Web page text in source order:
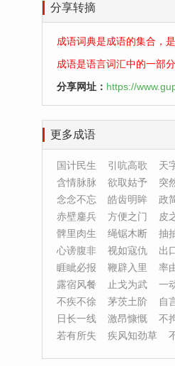
分享转摘
成语词典是成语的集合，
成语是语言词汇中的一部
分享网址： https://
更多成语
国计民生 引吭高歌 天
含情脉脉
欲取姑予 突
念念不忘
皓齿明眸 政
赤壁鏖兵
方便之门 皮
髀里肉生
绳锯木断 抽
心谤腹非
视如寇仇 出
睚眦必报
鞭辟入里 率
露宿风餐
止戈为武 一
不疾不徐
茅茨土阶 自
日长一线
激昂慷慨 不
若有所失
疾风知劲草